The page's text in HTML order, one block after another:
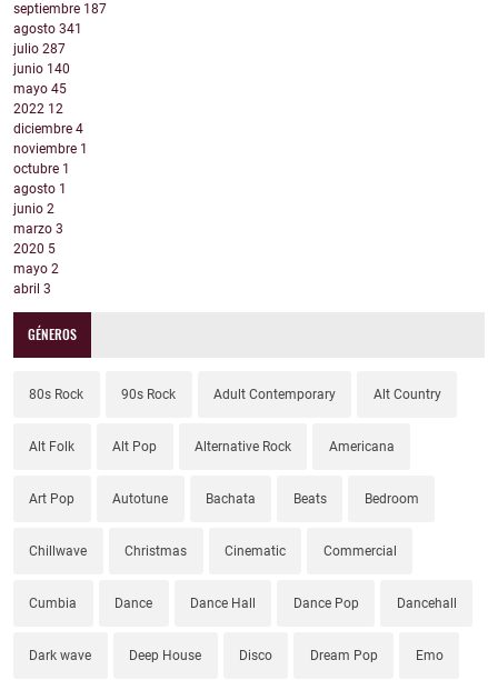
septiembre 187
agosto 341
julio 287
junio 140
mayo 45
2022 12
diciembre 4
noviembre 1
octubre 1
agosto 1
junio 2
marzo 3
2020 5
mayo 2
abril 3
GÉNEROS
80s Rock 90s Rock Adult Contemporary Alt Country
Alt Folk Alt Pop Alternative Rock Americana
Art Pop Autotune Bachata Beats Bedroom
Chillwave Christmas Cinematic Commercial
Cumbia Dance Dance Hall Dance Pop Dancehall
Dark wave Deep House Disco Dream Pop Emo